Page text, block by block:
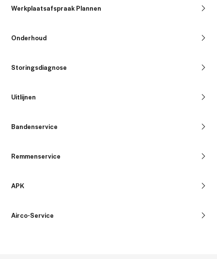
Werkplaatsafspraak Plannen
Onderhoud
Storingsdiagnose
Uitlijnen
Bandenservice
Remmenservice
APK
Airco-Service